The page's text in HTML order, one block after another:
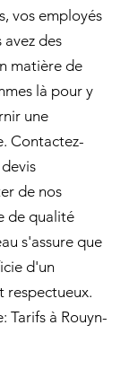
vos employés
des
matière de
là pour y
une
Contactez-
de nos
de qualité
s'assure que
d'un
respectueux.
Tarifs à Rouyn-